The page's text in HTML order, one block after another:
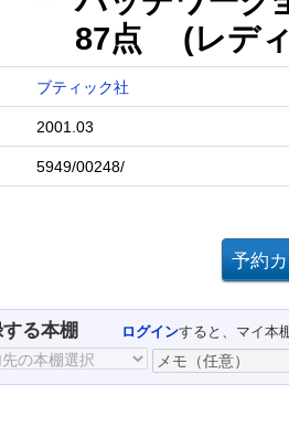
87点 (レディ
ブティック社
2001.03
5949/00248/
る本棚 ログインすると、マイ本